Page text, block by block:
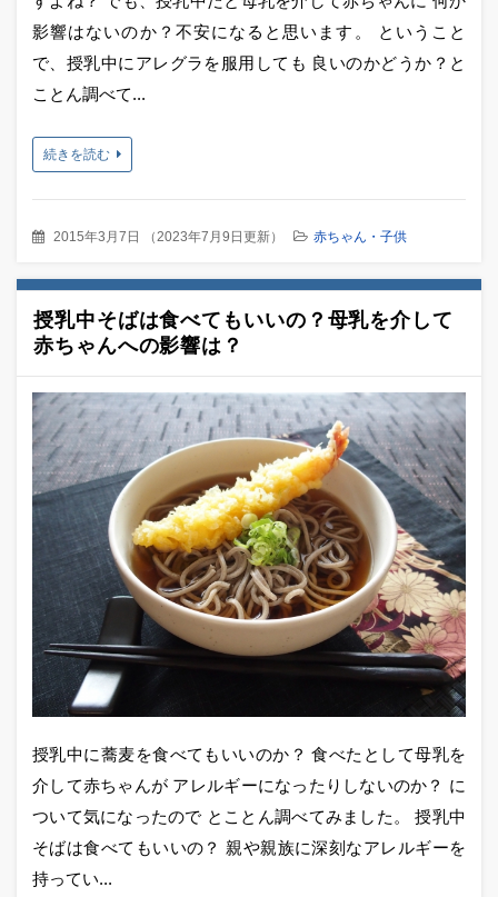
影響はないのか？不安になると思います。 ということ
で、授乳中にアレグラを服用しても 良いのかどうか？と
ことん調べて...
続きを読む
2015年3月7日 （ 2023年7月9日更新） 赤ちゃん・子供
授乳中そばは食べてもいいの？母乳を介して
赤ちゃんへの影響は？
授乳中に蕎麦を食べてもいいのか？ 食べたとして母乳を
介して赤ちゃんが アレルギーになったりしないのか？ に
ついて気になったので とことん調べてみました。 授乳中
そばは食べてもいいの？ 親や親族に深刻なアレルギーを
持ってい...